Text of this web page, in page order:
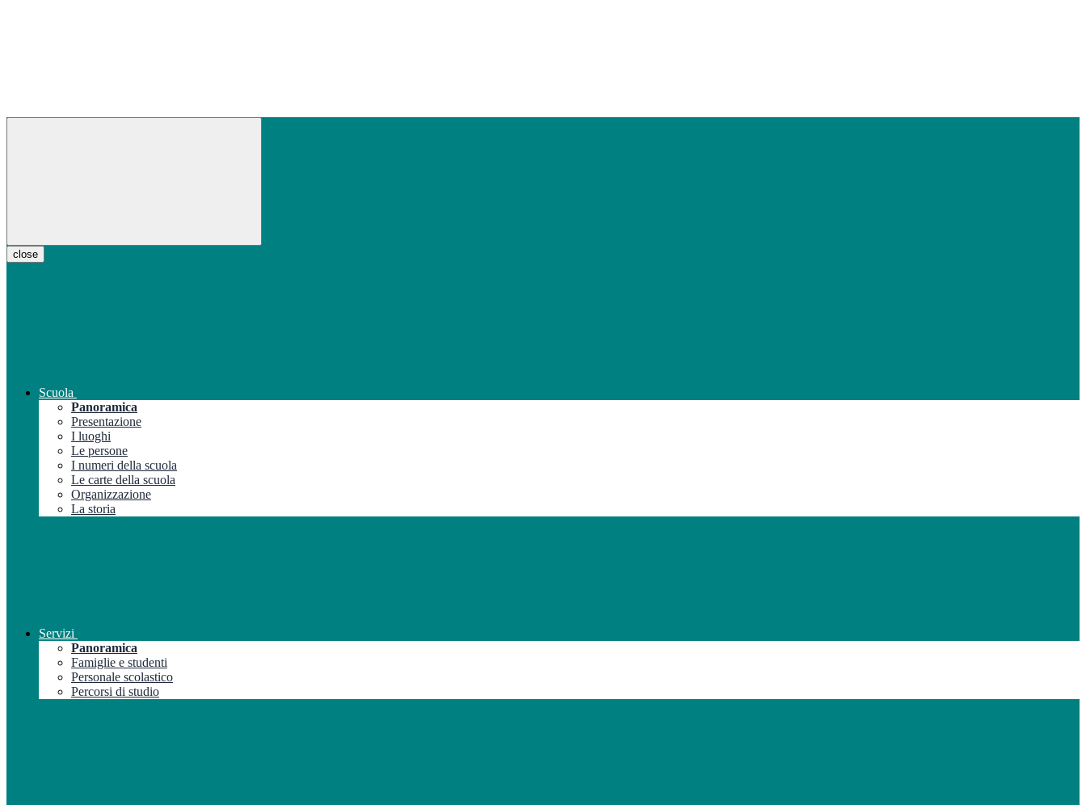
close
Scuola
Panoramica
Presentazione
I luoghi
Le persone
I numeri della scuola
Le carte della scuola
Organizzazione
La storia
Servizi
Panoramica
Famiglie e studenti
Personale scolastico
Percorsi di studio